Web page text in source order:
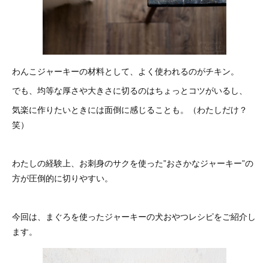
わんこジャーキーの材料として、よく使われるのがチキン。
でも、均等な厚さや大きさに切るのはちょっとコツがいるし、
気楽に作りたいときには面倒に感じることも。（わたしだけ？
笑）
わたしの経験上、お刺身のサクを使った”おさかなジャーキー”の
方が圧倒的に切りやすい。
今回は、まぐろを使ったジャーキーの犬おやつレシピをご紹介し
ます。